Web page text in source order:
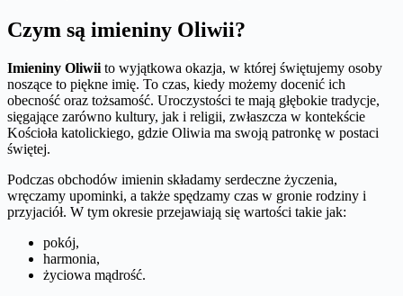
Czym są imieniny Oliwii?
Imieniny Oliwii to wyjątkowa okazja, w której świętujemy osoby
noszące to piękne imię. To czas, kiedy możemy docenić ich
obecność oraz tożsamość. Uroczystości te mają głębokie tradycje,
sięgające zarówno kultury, jak i religii, zwłaszcza w kontekście
Kościoła katolickiego, gdzie Oliwia ma swoją patronkę w postaci
świętej.
Podczas obchodów imienin składamy serdeczne życzenia,
wręczamy upominki, a także spędzamy czas w gronie rodziny i
przyjaciół. W tym okresie przejawiają się wartości takie jak:
pokój,
harmonia,
życiowa mądrość.